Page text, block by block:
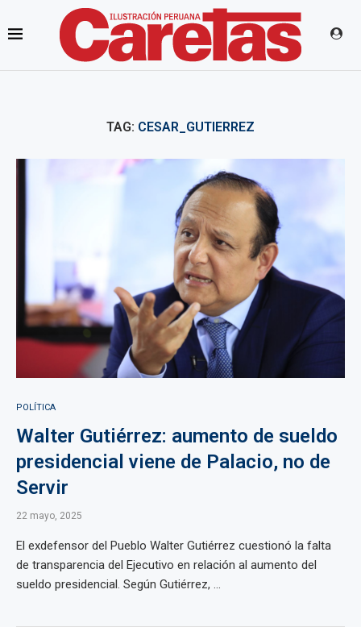
TAG: CESAR_GUTIERREZ
POLÍTICA
Walter Gutiérrez: aumento de sueldo
presidencial viene de Palacio, no de
Servir
22 mayo, 2025
El exdefensor del Pueblo Walter Gutiérrez cuestionó la falta
de transparencia del Ejecutivo en relación al aumento del
sueldo presidencial. Según Gutiérrez, ...